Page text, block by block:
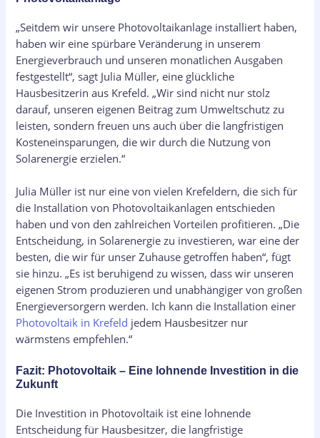
„Seitdem wir unsere Photovoltaikanlage installiert haben,
haben wir eine spürbare Veränderung in unserem
Energieverbrauch und unseren monatlichen Ausgaben
festgestellt“, sagt Julia Müller, eine glückliche
Hausbesitzerin aus Krefeld. „Wir sind nicht nur stolz
darauf, unseren eigenen Beitrag zum Umweltschutz zu
leisten, sondern freuen uns auch über die langfristigen
Kosteneinsparungen, die wir durch die Nutzung von
Solarenergie erzielen.“
Julia Müller ist nur eine von vielen Krefeldern, die sich für
die Installation von Photovoltaikanlagen entschieden
haben und von den zahlreichen Vorteilen profitieren. „Die
Entscheidung, in Solarenergie zu investieren, war eine der
besten, die wir für unser Zuhause getroffen haben“, fügt
sie hinzu. „Es ist beruhigend zu wissen, dass wir unseren
eigenen Strom produzieren und unabhängiger von großen
Energieversorgern werden. Ich kann die Installation einer
Photovoltaik in Krefeld jedem Hausbesitzer nur
wärmstens empfehlen.“
Fazit: Photovoltaik – Eine lohnende Investition in die
Zukunft
Die Investition in Photovoltaik ist eine lohnende
Entscheidung für Hausbesitzer, die langfristige